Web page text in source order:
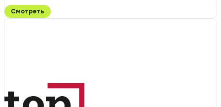
Смотреть